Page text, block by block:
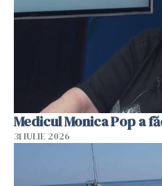
Medicul Monica Pop a
31 IULIE 2026